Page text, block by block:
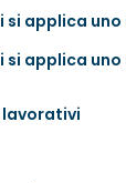
applica uno
applica uno
lavorativi